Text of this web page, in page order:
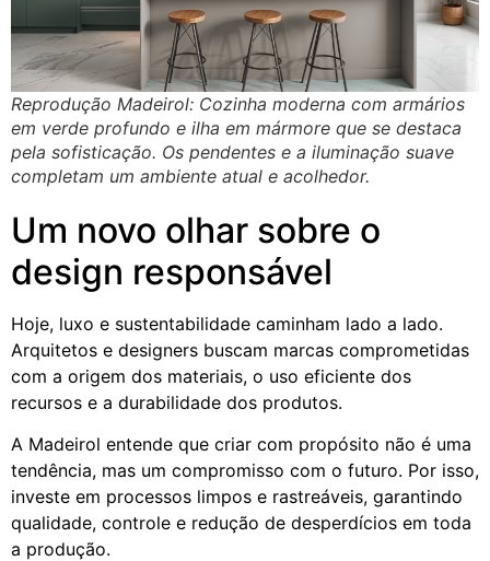
Reprodução Madeirol: Cozinha moderna com armários
em verde profundo e ilha em mármore que se destaca
pela sofisticação. Os pendentes e a iluminação suave
completam um ambiente atual e acolhedor.
Um novo olhar sobre o
design responsável
Hoje, luxo e sustentabilidade caminham lado a lado.
Arquitetos e designers buscam marcas comprometidas
com a origem dos materiais, o uso eficiente dos
recursos e a durabilidade dos produtos.
A Madeirol entende que criar com propósito não é uma
tendência, mas um compromisso com o futuro. Por isso,
investe em processos limpos e rastreáveis, garantindo
qualidade, controle e redução de desperdícios em toda
a produção.